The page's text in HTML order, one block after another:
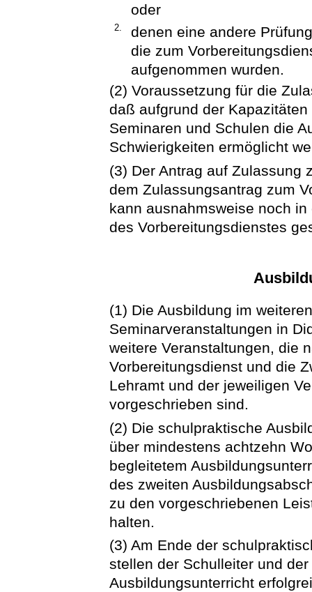
oder
2.
denen eine andere
die zum
aufgenommen wurden.
(2) Voraussetzung für die
daß aufgrund der
Seminaren und Schulen die
Schwierigkeiten ermöglicht
(3) Der Antrag auf Zulassung
dem Zulassungsantrag zum
kann ausnahmsweise noch
des Vorbereitungsdienstes
(1) Die Ausbildung im
Seminarveranstaltungen in
weitere Veranstaltungen, die
Vorbereitungsdienst und die
Lehramt und der jeweiligen
vorgeschrieben sind.
(2) Die schulpraktische
über mindestens achtzehn
begleitetem
des zweiten
zu den vorgeschriebenen
halten.
(3) Am Ende der
stellen der Schulleiter und
Ausbildungsunterricht